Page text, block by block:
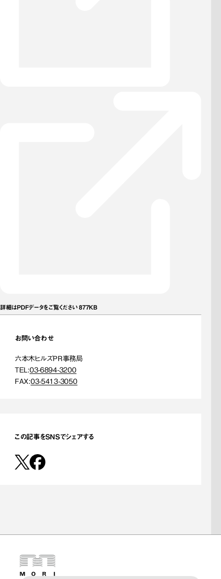
詳細はPDFデータをご覧ください 877KB
お問い合わせ
六本木ヒルズPR事務局
TEL:03-6894-3200
FAX:03-5413-3050
この記事をSNSでシェアする